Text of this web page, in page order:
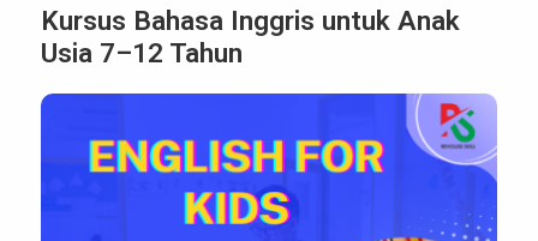
Kursus Bahasa Inggris untuk Anak
Usia 7–12 Tahun